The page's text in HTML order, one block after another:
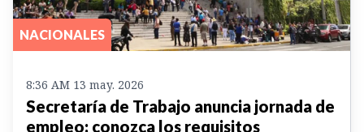
NACIONALES
8:36 AM 13 may. 2026
Secretaría de Trabajo anuncia jornada de
empleo: conozca los requisitos